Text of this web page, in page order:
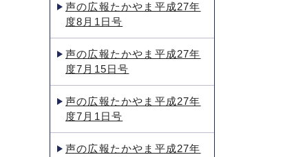
声の広報たかやま平成27年
度8月1日号
声の広報たかやま平成27年
度7月15日号
声の広報たかやま平成27年
度7月1日号
声の広報たかやま平成27年